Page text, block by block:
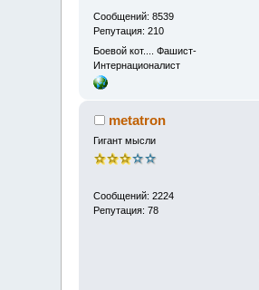
Сообщений: 8539
Репутация: 210
Боевой кот.... Фашист-
Интернационалист
metatron
Гигант мысли
Сообщений: 2224
Репутация: 78